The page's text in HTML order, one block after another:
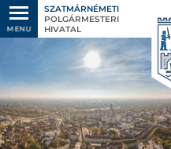
MENU
SZATMÁRNÉMETI
POLGÁRMESTERI
HIVATAL